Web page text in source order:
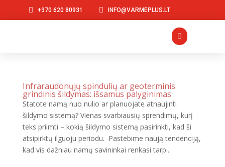
 +370 620 80931  INFO@VARMEPLUS.LT

Infraraudonųjų spindulių ar geoterminis
grindinis šildymas: išsamus palyginimas
Statote namą nuo nulio ar planuojate atnaujinti
šildymo sistemą? Vienas svarbiausių sprendimų, kurį
teks priimti – kokią šildymo sistemą pasirinkti, kad ši
atsipirktų ilguoju periodu. Pastebime naują tendenciją,
kad vis dažniau namų savininkai renkasi tarp...